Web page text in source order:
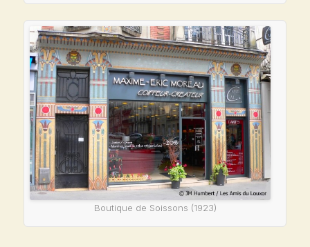
Boutique de Soissons (1923)